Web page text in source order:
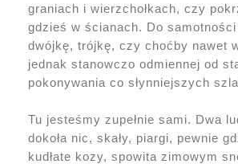
graniach i wierzchołkach, czy
gdzieś w ścianach. Do
dwójkę, trójkę, czy choćby nawet
jednak stanowczo odmiennej od
pokonywania co słynniejszych
Tu jesteśmy zupełnie sami. Dwa
dokoła nic, skały, piargi, pewnie
kudłate kozy, spowita zimowym